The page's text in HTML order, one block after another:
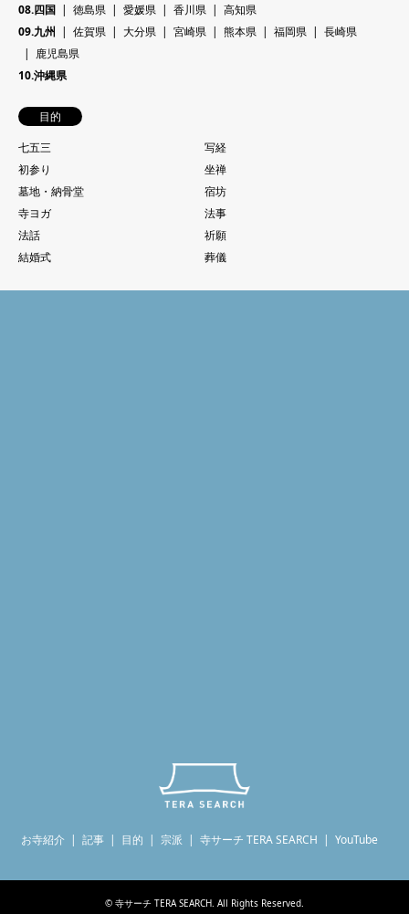
08.四国
徳島県 愛媛県 香川県
高知県
09.九州
佐賀県 大分県 宮崎県 熊本県 福岡県
長崎県
鹿児島県
10.沖縄県
目的
七五三
写経
初参り
坐禅
墓地・納骨堂
宿坊
寺ヨガ
法事
法話
祈願
結婚式
葬儀
お寺紹介 記事 目的 宗派 寺サーチ TERA SEARCH YouTube
© 寺サーチ TERA SEARCH. All Rights Reserved.